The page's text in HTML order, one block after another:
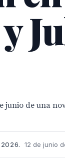
junio de una
2026. 12 de junio